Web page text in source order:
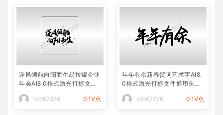
遂风领航向阳而生易拉罐企业
年会AI8.0格式激光打标文件
vto67276
0.1V点
年年有余新春贺词艺术字AI8.
0格式激光打标文件通用矢量
vto67276
0.1V点